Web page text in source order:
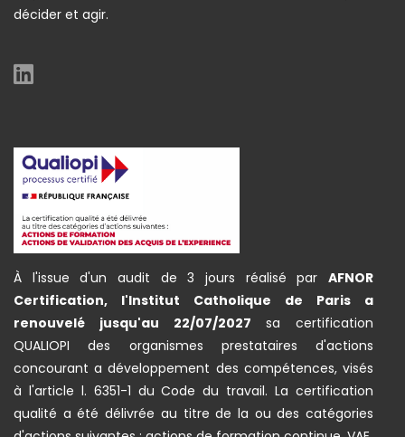
décider et agir.
À l'issue d'un audit de 3 jours réalisé par AFNOR
Certification, l'Institut Catholique de Paris a
renouvelé jusqu'au 22/07/2027 sa certification
QUALIOPI des organismes prestataires d'actions
concourant a développement des compétences, visés
à l'article l. 6351-1 du Code du travail. La certification
qualité a été délivrée au titre de la ou des catégories